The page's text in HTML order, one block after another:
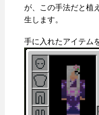
が、この手法だと植
生します。
手に入れたアイテム